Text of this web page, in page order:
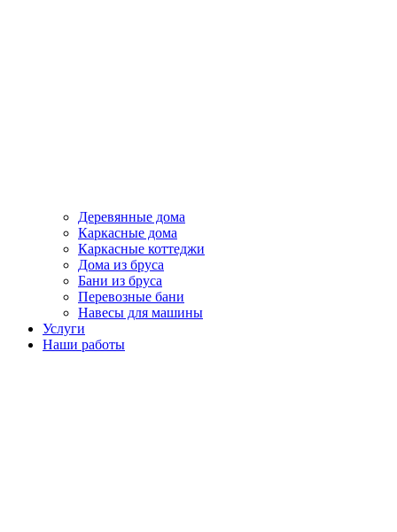
Деревянные дома
Каркасные дома
Каркасные коттеджи
Дома из бруса
Бани из бруса
Перевозные бани
Навесы для машины
Услуги
Наши работы